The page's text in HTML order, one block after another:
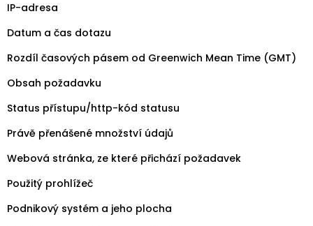
IP-adresa
Datum a čas dotazu
Rozdíl časových pásem od Greenwich Mean Time (GMT)
Obsah požadavku
Status přístupu/http-kód statusu
Právě přenášené množství údajů
Webová stránka, ze které přichází požadavek
Použitý prohlížeč
Podnikový systém a jeho plocha